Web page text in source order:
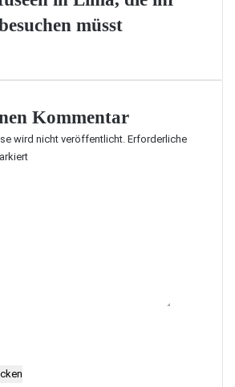
müsst
Kommentar
wird nicht veröffentlicht. Erforderliche